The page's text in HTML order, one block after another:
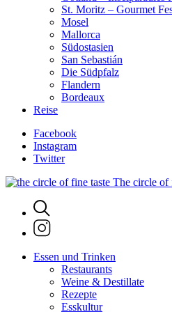
St. Moritz – Gourmet
Mosel
Mallorca
Südostasien
San Sebastián
Die Südpfalz
Flandern
Bordeaux
Reise
Facebook
Instagram
Twitter
The circle of
Essen und Trinken
Restaurants
Weine & Destillate
Rezepte
Esskultur